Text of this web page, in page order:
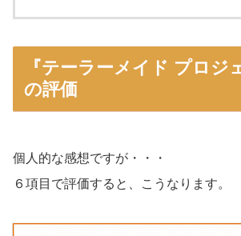
『テーラーメイド プロジ
の評価
個人的な感想ですが・・・
６項目で評価すると、こうなります。